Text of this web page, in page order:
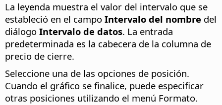
La leyenda muestra el valor del intervalo que se
estableció en el campo Intervalo del nombre del
diálogo Intervalo de datos. La entrada
predeterminada es la cabecera de la columna de
precio de cierre.
Seleccione una de las opciones de posición.
Cuando el gráfico se finalice, puede especificar
otras posiciones utilizando el menú Formato.